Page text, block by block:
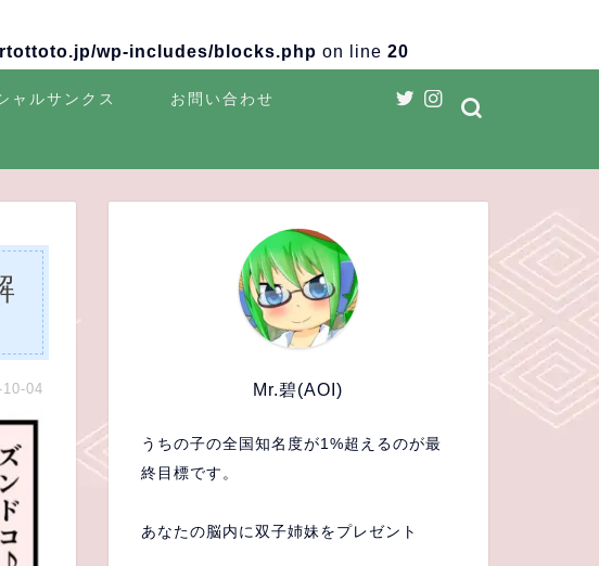
wp-includes/blocks.php on line 20
ャルサンクス お問い合わせ
04 Mr.碧(AOI)
うちの子の全国知名度が1%超えるのが最
終目標です。
あなたの脳内に双子姉妹をプレゼント